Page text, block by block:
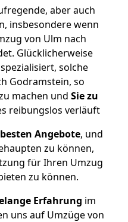
aber auch
insbesondere wenn
von Ulm nach
Glücklicherweise
solche
Godramstein, so
machen und Sie zu
reibungslos verläuft
Angebote, und
zu können,
für Ihren Umzug
zu können.
Erfahrung im
uns auf Umzüge von